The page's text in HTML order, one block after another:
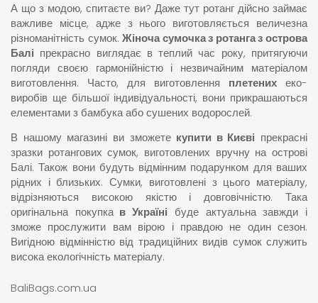
А що з модою, спитаєте ви? Даже тут ротанг дійсно займає
важливе місце, адже з нього виготовляється величезна
різноманітність сумок.Жіноча сумочка з ротанга з острова
Балі прекрасно виглядає в теплий час року, притягуючи
погляди своєю гармонійністю і незвичайним матеріалом
виготовлення. Часто, для виготовлення плетених еко-
виробів ще більшої індивідуальності, вони прикрашаються
елементами з бамбука або сушених водорослей.
В нашому магазині ви зможете купити в Києві прекрасні
зразки ротангових сумок, виготовлених вручну на острові
Балі. Також вони будуть відмінним подарунком для ваших
рідних і близьких. Сумки, виготовлені з цього матеріалу,
відрізняються високою якістю і довговічністю. Така
оригінальна покупкав Україні буде актуальна завжди і
зможе прослужити вам вірою і правдою не один сезон.
Вигідною відмінністю від традиційних видів сумок служить
висока екологічність матеріалу.
BaliBags.com.ua